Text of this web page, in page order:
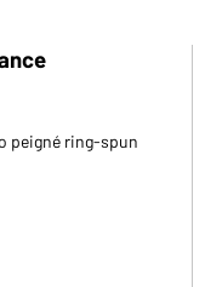
peigné ring-spun